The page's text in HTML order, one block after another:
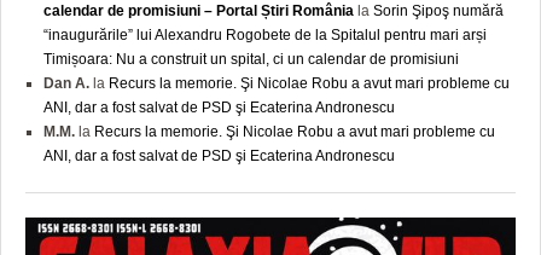
calendar de promisiuni – Portal Știri România la Sorin Şipoş numără
“inaugurările” lui Alexandru Rogobete de la Spitalul pentru mari arși
Timișoara: Nu a construit un spital, ci un calendar de promisiuni
Dan A. la Recurs la memorie. Şi Nicolae Robu a avut mari probleme cu
ANI, dar a fost salvat de PSD şi Ecaterina Andronescu
M.M. la Recurs la memorie. Şi Nicolae Robu a avut mari probleme cu
ANI, dar a fost salvat de PSD şi Ecaterina Andronescu